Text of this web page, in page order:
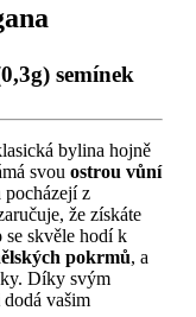
semínek
bylina hojně
svou ostrou vůní
pocházejí z
že získáte
se skvěle hodí k
pokrmů, a
Díky svým
dodá vašim